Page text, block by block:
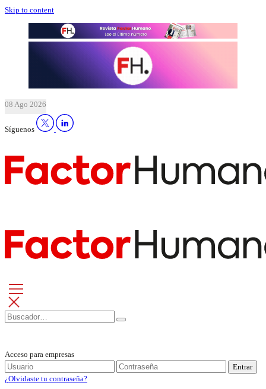
Skip to content
08 Ago 2026
Síguenos
Acceso para empresas
Entrar
¿Olvidaste tu contraseña?